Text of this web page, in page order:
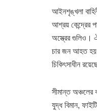
আইনশৃঙ্খলা
আশ্রয় কেন্দ্রের
অস্ত্রের গুলিও। ঐ
চার জন আহত
চিকিৎসাধীন
সীমান্ত অঞ্চলের
যুদ্ধ বিমান,